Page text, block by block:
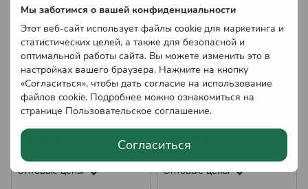
Мы заботимся о вашей конфиденциальности
Этот веб-сайт использует файлы cookie для маркетинга и
статистических целей, а также для безопасной и
оптимальной работы сайта. Вы можете изменить это в
настройках вашего браузера. Нажмите на кнопку
«Согласиться», чтобы дать согласие на использование
файлов cookie. Подробнее можно ознакомиться на
странице Пользовательское соглашение.
Согласиться
Саженцы Инжира
(однолетний)
Нет в наличии
Оптовые цены
Саженцы инжира Руж де
130.00 грн
Оптовые цены